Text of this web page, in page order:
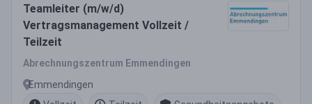
Teamleiter (m/w/d)
Vertragsmanagement Vollzeit /
Teilzeit
Abrechnungszentrum Emmendingen
Emmendingen